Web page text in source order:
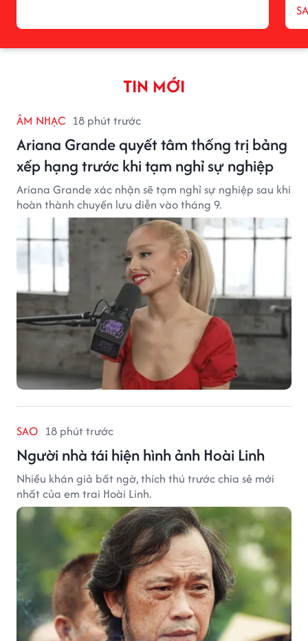
TIN MỚI
ÂM NHẠC 18 phút trước
Ariana Grande quyết tâm thống trị bảng
xếp hạng trước khi tạm nghỉ sự nghiệp
Ariana Grande xác nhận sẽ tạm nghỉ sự nghiệp sau khi
hoàn thành chuyến lưu diễn vào tháng 9.
SAO 18 phút trước
Người nhà tái hiện hình ảnh Hoài Linh
Nhiều khán giả bất ngờ, thích thú trước chia sẻ mới
nhất của em trai Hoài Linh.